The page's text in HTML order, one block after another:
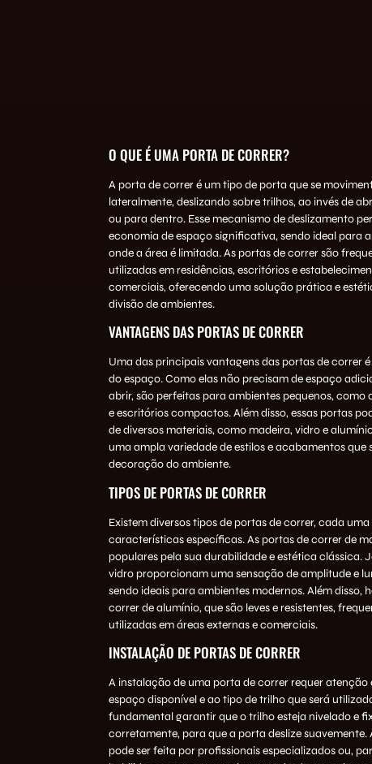
O QUE É UMA PORTA DE CORRER?
A porta de correr é um tipo de porta que se
lateralmente, deslizando sobre trilhos, ao invés de
ou para dentro. Esse mecanismo de deslizamento
economia de espaço significativa, sendo ideal para
onde a área é limitada. As portas de correr são
utilizadas em residências, escritórios e
comerciais, oferecendo uma solução prática e
divisão de ambientes.
VANTAGENS DAS PORTAS DE CORRER
Uma das principais vantagens das portas de correr
do espaço. Como elas não precisam de espaço
abrir, são perfeitas para ambientes pequenos, como
e escritórios compactos. Além disso, essas portas
de diversos materiais, como madeira, vidro e
uma ampla variedade de estilos e acabamentos que
decoração do ambiente.
TIPOS DE PORTAS DE CORRER
Existem diversos tipos de portas de correr, cada
características específicas. As portas de correr de
populares pela sua durabilidade e estética clássica.
vidro proporcionam uma sensação de amplitude e
sendo ideais para ambientes modernos. Além disso,
correr de alumínio, que são leves e resistentes,
utilizadas em áreas externas e comerciais.
INSTALAÇÃO DE PORTAS DE CORRER
A instalação de uma porta de correr requer atenção
espaço disponível e ao tipo de trilho que será
fundamental garantir que o trilho esteja nivelado e
corretamente, para que a porta deslize suavemente.
pode ser feita por profissionais especializados ou,